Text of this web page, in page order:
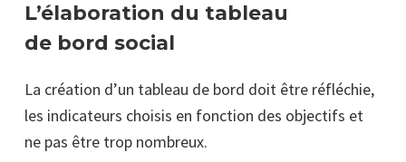
L’élaboration du tableau
de bord social
La création d’un tableau de bord doit être réfléchie,
les indicateurs choisis en fonction des objectifs et
ne pas être trop nombreux.